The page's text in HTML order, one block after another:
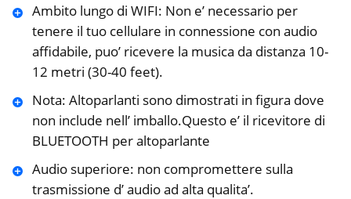
Ambito lungo di WIFI: Non e’ necessario per
tenere il tuo cellulare in connessione con audio
affidabile, puo’ ricevere la musica da distanza 10-
12 metri (30-40 feet).
Nota: Altoparlanti sono dimostrati in figura dove
non include nell’ imballo.Questo e’ il ricevitore di
BLUETOOTH per altoparlante
Audio superiore: non compromettere sulla
trasmissione d’ audio ad alta qualita’.